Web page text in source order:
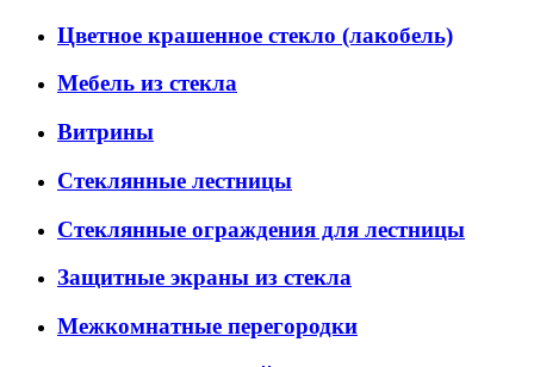
Цветное крашенное стекло (лакобель)
Мебель из стекла
Витрины
Стеклянные лестницы
Стеклянные ограждения для лестницы
Защитные экраны из стекла
Межкомнатные перегородки